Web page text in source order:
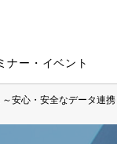
ナー・イベント
～安心・安全なデータ連